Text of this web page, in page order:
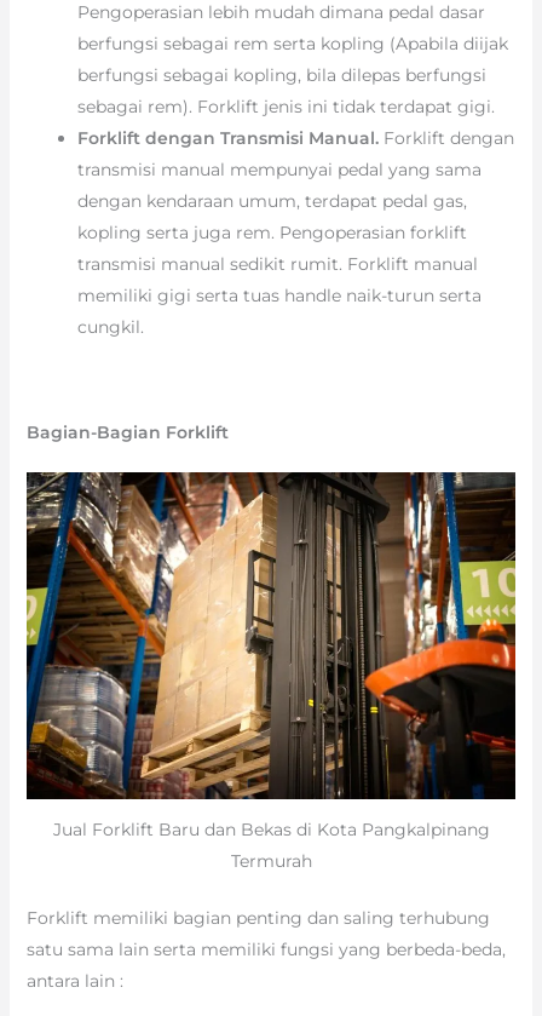
Pengoperasian lebih mudah dimana pedal dasar
berfungsi sebagai rem serta kopling (Apabila diijak
berfungsi sebagai kopling, bila dilepas berfungsi
sebagai rem). Forklift jenis ini tidak terdapat gigi.
Forklift dengan Transmisi Manual.Forklift dengan
transmisi manual mempunyai pedal yang sama
dengan kendaraan umum, terdapat pedal gas,
kopling serta juga rem. Pengoperasian forklift
transmisi manual sedikit rumit. Forklift manual
memiliki gigi serta tuas handle naik-turun serta
cungkil.
Bagian-Bagian Forklift
Jual Forklift Baru dan Bekas di Kota Pangkalpinang
Termurah
Forklift memiliki bagian penting dan saling terhubung
satu sama lain serta memiliki fungsi yang berbeda-beda,
antara lain :